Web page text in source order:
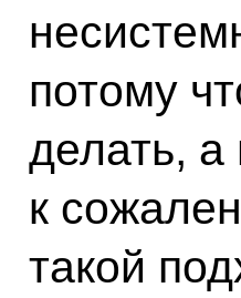
потому
делать, а
к
такой